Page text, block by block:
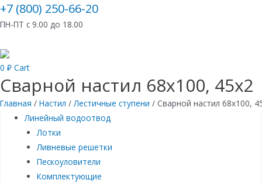
+7 (800) 250-66-20
ПН-ПТ с 9.00 до 18.00
0 ₽ Cart
Сварной настил 68х100, 45х2
Главная / Настил /Лестичные ступени / Сварной настил 68х100,
Линейный водоотвод
Лотки
Ливневые решетки
Пескоуловители
Комплектующие